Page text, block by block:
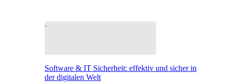
Software & IT Sicherheit: effektiv und sicher in
der digitalen Welt